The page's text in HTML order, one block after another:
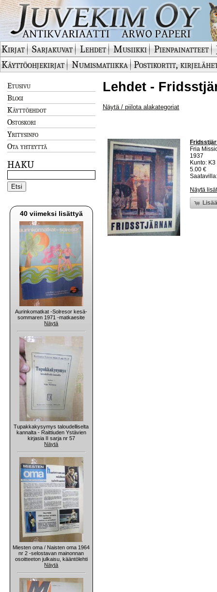
Kirjat Sarjakuvat Lehdet Musiikki Pienpainatteet
Käyttöohjekirjat
Numismatiikka Postikortit,
Etusivu
Blogi
Käyttöehdot
Ostoskori
Yritysinfo
Ota yhteyttä
HAKU
40 viimeksi lisättyä
Aurinkomatkat -Solresor kesä-
sommaren 1971 -matkaesite
Näytä
Tupakkakysymys taloudelliselta
kannalta - Raittiuden Ystävien
kirjasia II sarja nr 57
Näytä
Miesten oma / Naisten oma 1964
nr 2 -selostavan mainonnan
osoitteeton julkaisu, kääntölehti
Näytä
Lehdet -
Näytä / piilota alakategoriat
Fria
1937
Kunto:
5.00 €
Näytä